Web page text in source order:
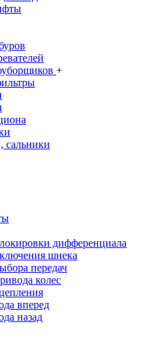
+
дифференциала
шнека
передач
колес
вперед
назад